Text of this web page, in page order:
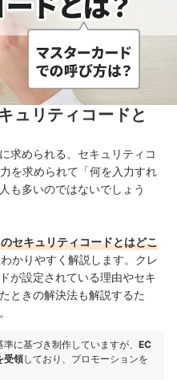
ュリティコードと
求められる、セキュリティコ
を求められて「何を入力すれ
も多いのではないでしょう
セキュリティコードとはどこ
かりやすく解説します。 クレ
が設定されている理由やセキ
ときの解決法も解説するた
に基づき制作していますが、 EC
受領しており、プロモーションを